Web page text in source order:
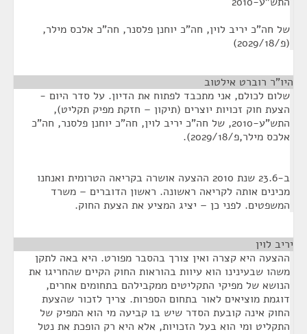
של חה"כ יריב לוין, חה"כ יוחנן פלסנר, חה"כ אלכס מילר,
(פ/2029/18)
היו"ר רוברט אילטוב
שלום לכולם, אני מתכבד לפתוח את הדיון. על סדר היום -
הצעת חוק זכויות יוצרים (תיקון – חזקת מפיק תקליט),
התש"ע-2010, של חה"כ יריב לוין, חה"כ יוחנן פלסנר, חה"כ
אלכס מילר,פ/2029/18).
ב-23.6 שנת 2010 ההצעה אושרה בקריאה הטרומית ואנחנו
מכינים אותה לקריאה ראשונה. ראשון הדוברים – משרד
המשפטים. לפני כן – יציג המציע את הצעת החוק.
יריב לוין
ההצעה היא קצרה ואין צורך בהסבר מפורט. היא באה לתקן
משהו שבעינינו הוא עיוות בהוראות החוק הקיים שהחריגו את
הנושא של מפיקי התקליטים ממקבילהם בתחומים אחרים,
דוגמת מוציאים לאור בתחום הספרות. צריך לזכור שהצעת
החוק אינה קובעת הסדר שיש בו קביעה מי הוא המפיק של
התקליט ומי הוא בעל הזכויות, אלא היא רק הופכת את נטל